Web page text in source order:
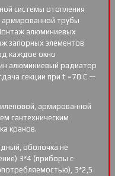
системы отопления
армированной трубы
алюминиевых
запорных элементов
каждое окно
алюминиевый радиатор
секции при t =70 С —
армированной
сантехническим
кранов.
оболочка не
3*4 (приборы с
3*2,5